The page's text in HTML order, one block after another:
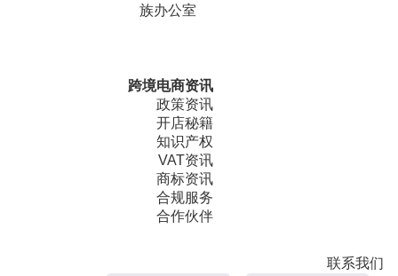
族办公室
跨境电商资讯
政策资讯
开店秘籍
知识产权
VAT资讯
商标资讯
合规服务
合作伙伴
联系我们